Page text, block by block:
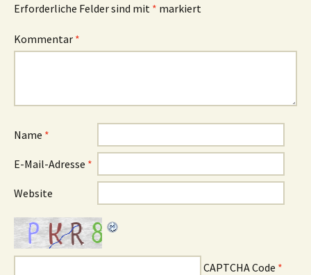
Erforderliche Felder sind mit * markiert
Kommentar *
Name *
E-Mail-Adresse *
Website
CAPTCHA Code *